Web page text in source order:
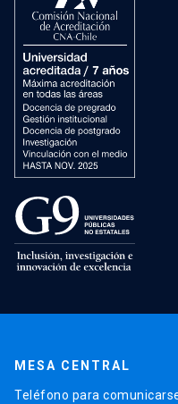
MESA CENTRAL
Teléfono para